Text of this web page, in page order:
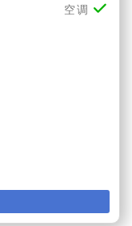
空调